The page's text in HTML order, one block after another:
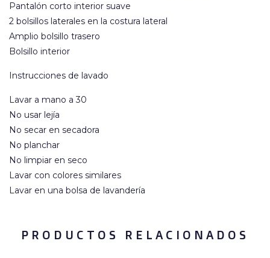
Pantalón corto interior suave
2 bolsillos laterales en la costura lateral
Amplio bolsillo trasero
Bolsillo interior
Instrucciones de lavado
Lavar a mano a 30
No usar lejía
No secar en secadora
No planchar
No limpiar en seco
Lavar con colores similares
Lavar en una bolsa de lavandería
PRODUCTOS RELACIONADOS